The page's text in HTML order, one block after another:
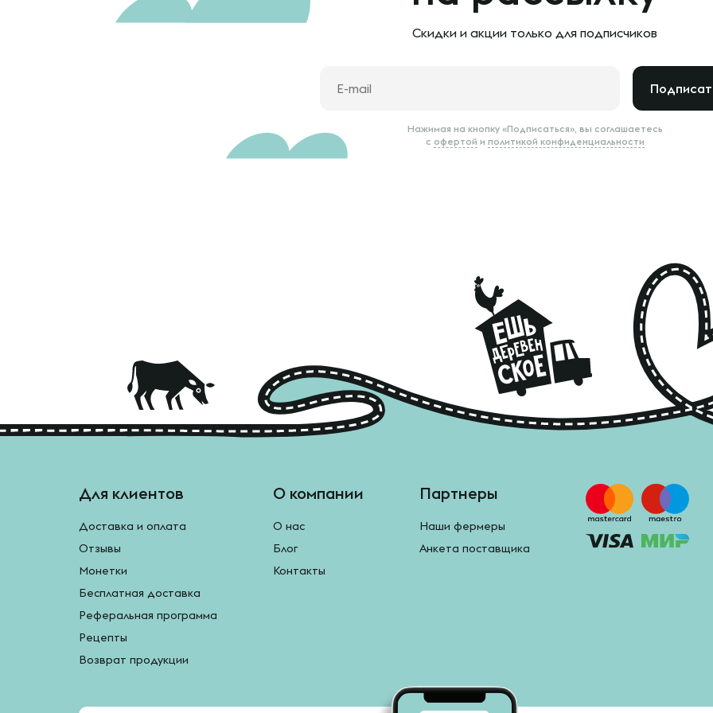
Скидки и акции только для подписчиков
Нажимая на кнопку «Подписаться», вы соглашаетесь
с офертой и политикой конфиденциальности
Для клиентов
Доставка и оплата
Отзывы
Монетки
Бесплатная доставка
Реферальная программа
Рецепты
Возврат продукции
О компании
О нас
Блог
Контакты
Партнеры
Наши фермеры
Анкета поставщика